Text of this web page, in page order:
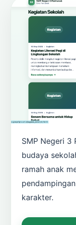
SMP Negeri 3
budaya
ramah anak
karakter.